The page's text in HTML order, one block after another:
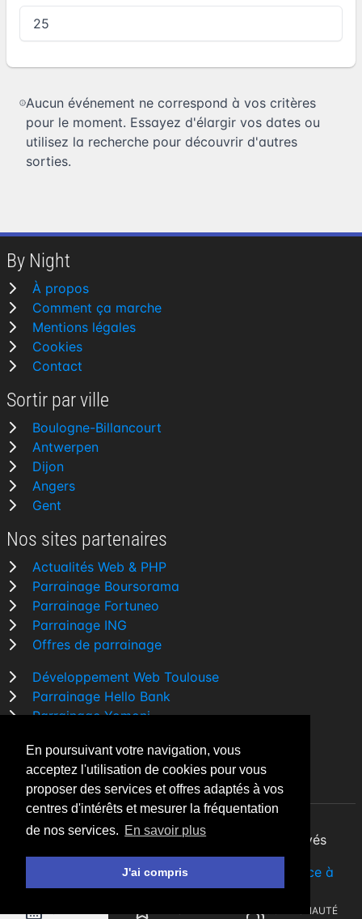
En poursuivant votre navigation, vous
acceptez l'utilisation de cookies pour vous
proposer des services et offres adaptés à vos
centres d'intérêts et mesurer la fréquentation
de nos services. En savoir plus
J'ai compris
COMMUNAUTÉ
Aucun événement ne correspond à vos critères
pour le moment. Essayez d'élargir vos dates ou
utilisez la recherche pour découvrir d'autres
sorties.
By Night
À propos
Comment ça marche
Mentions légales
Cookies
Contact
Sortir par ville
Boulogne-Billancourt
Antwerpen
Dijon
Angers
Gent
Nos sites partenaires
Actualités Web & PHP
Parrainage Boursorama
Parrainage Fortuneo
Parrainage ING
Offres de parrainage
Développement Web Toulouse
Parrainage Hello Bank
Parrainage Yomoni
Comparatif banque
By Night v5.7.3| © 2026 - Tous droits réservés
par undéveloppeur Web Freelance à
Toulouse